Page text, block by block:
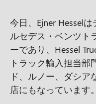
今日、Ejner Hessel
ルセデス・ベンツト
ーであり、Hessel
トラック輸入担当部
ド、ルノー、ダシア
店にもなっています。